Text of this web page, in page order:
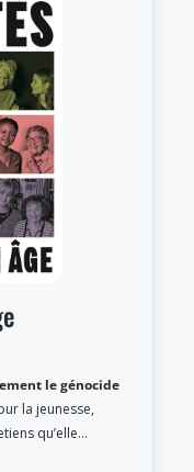
le génocide
la jeunesse,
qu’elle…